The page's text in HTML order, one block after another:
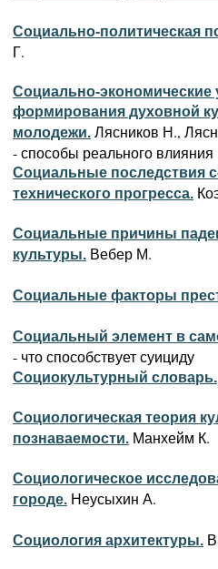
Социально-политическая
Г.
Социально-экономические
формирования духовной
молодежи. Лясников Н.,
- способы реального
Социальные последствия
технического прогресса.
Социальные причины
культуры. Вебер М.
Социальные факторы
Социальный элемент в
- что способствует суициду
Социокультурный словарь.
Социологическая теория
познаваемости. Манхейм К.
Социологическое
городе. Неусыхин А.
Социология архитектуры.